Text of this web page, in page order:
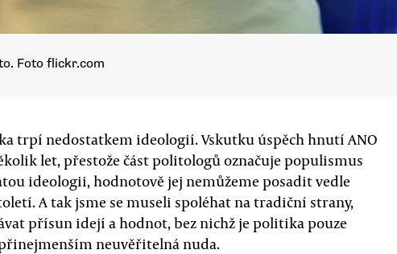
Foto flickr.com
trpí nedostatkem ideologií. Vskutku úspěch hnutí ANO
let, přestože část politologů označuje populismus
ideologii, hodnotově jej nemůžeme posadit vedle
A tak jsme se museli spoléhat na tradiční strany,
přísun idejí a hodnot, bez nichž je politika pouze
neuvěřitelná nuda.